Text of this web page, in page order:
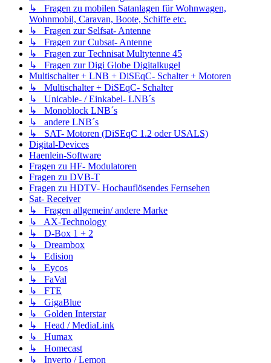
↳ Fragen zu mobilen Satanlagen für Wohnwagen,
Wohnmobil, Caravan, Boote, Schiffe etc.
↳ Fragen zur Selfsat- Antenne
↳ Fragen zur Cubsat- Antenne
↳ Fragen zur Technisat Multytenne 45
↳ Fragen zur Digi Globe Digitalkugel
Multischalter + LNB + DiSEqC- Schalter + Motoren
↳ Multischalter + DiSEqC- Schalter
↳ Unicable- / Einkabel- LNB´s
↳ Monoblock LNB´s
↳ andere LNB´s
↳ SAT- Motoren (DiSEqC 1.2 oder USALS)
Digital-Devices
Haenlein-Software
Fragen zu HF- Modulatoren
Fragen zu DVB-T
Fragen zu HDTV- Hochauflösendes Fernsehen
Sat- Receiver
↳ Fragen allgemein/ andere Marke
↳ AX-Technology
↳ D-Box 1 + 2
↳ Dreambox
↳ Edision
↳ Eycos
↳ FaVal
↳ FTE
↳ GigaBlue
↳ Golden Interstar
↳ Head / MediaLink
↳ Humax
↳ Homecast
↳ Inverto / Lemon